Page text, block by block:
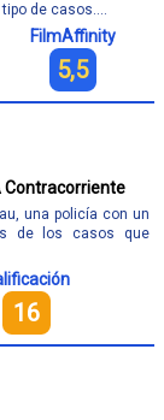
de casos....
FilmAffinity
5,5
Contracorriente
una policía con un
de los casos que
16